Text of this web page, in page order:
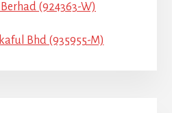
(924363-W)
Bhd (935955-M)